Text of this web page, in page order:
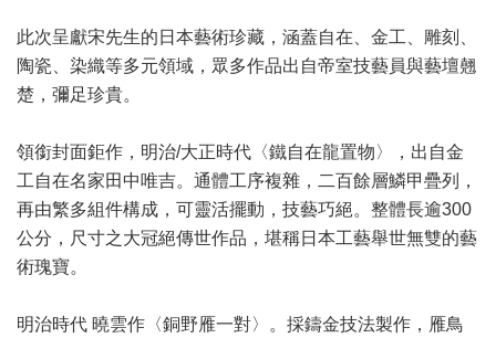
此次呈獻宋先生的日本藝術珍藏，涵蓋自在、金工、雕刻、
陶瓷、染織等多元領域，眾多作品出自帝室技藝員與藝壇翹
楚，彌足珍貴。
領銜封面鉅作，明治/大正時代〈鐵自在龍置物〉，出自金
工自在名家田中唯吉。通體工序複雜，二百餘層鱗甲疊列，
再由繁多組件構成，可靈活擺動，技藝巧絕。整體長逾300
公分，尺寸之大冠絕傳世作品，堪稱日本工藝舉世無雙的藝
術瑰寶。
明治時代 曉雲作〈銅野雁一對〉。採鑄金技法製作，雁鳥